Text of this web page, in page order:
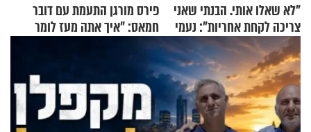
"לא שאלו אותי. הבנתי שאני
צריכה לקחת אחריות": נעמי
בנט בריאיון אישי
פירס מורגן התעמת עם דובר
חמאס: "איך אתה מעז לומר
שלא ביצעתם פשעי מלחמה?!"